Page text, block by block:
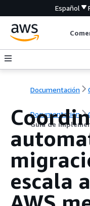
Español
Documentación
Documentación
Guía de
escala